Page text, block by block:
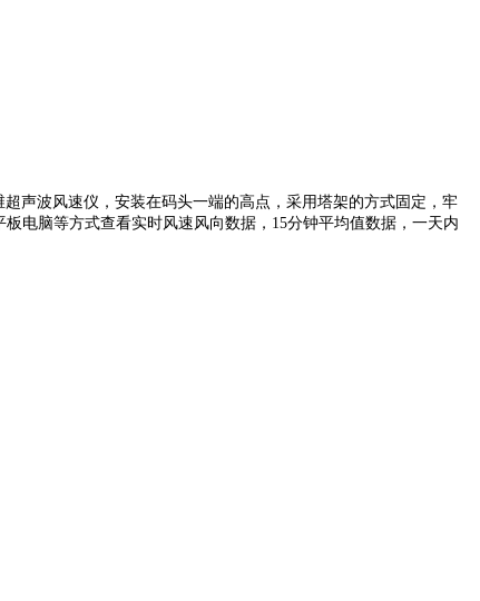
声波风速仪，安装在码头一端的高点，采用塔架的方式固定，牢
电脑等方式查看实时风速风向数据，15分钟平均值数据，一天内